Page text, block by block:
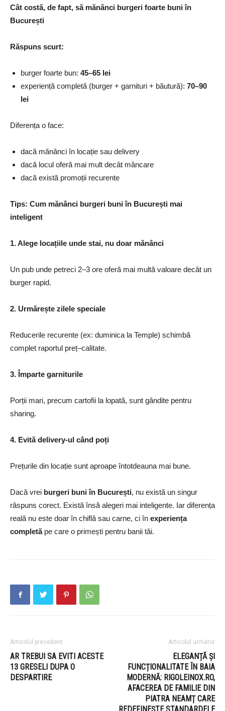
Cât costă, de fapt, să mănânci burgeri foarte buni în
București
Răspuns scurt:
burger foarte bun: 45–65 lei
experiență completă (burger + garnituri + băutură): 70–90
lei
Diferența o face:
dacă mănânci în locație sau delivery
dacă locul oferă mai mult decât mâncare
dacă există promoții recurente
Tips: Cum mănânci burgeri buni în București mai
inteligent
1. Alege locațiile unde stai, nu doar mănânci
Un pub unde petreci 2–3 ore oferă mai multă valoare decât un
burger rapid.
2. Urmărește zilele speciale
Reducerile recurente (ex: duminica la Temple) schimbă
complet raportul preț–calitate.
3. Împarte garniturile
Porții mari, precum cartofii la lopată, sunt gândite pentru
sharing.
4. Evită delivery-ul când poți
Prețurile din locație sunt aproape întotdeauna mai bune.
Dacă vrei burgeri buni în București, nu există un singur
răspuns corect. Există însă alegeri mai inteligente. Iar diferența
reală nu este doar în chiflă sau carne, ci în experiența
completăpe care o primești pentru banii tăi.
Articolul precedent
AR TREBUI SA EVITI ACESTE
13 GRESELI DUPA O
DESPARTIRE
Articolul următor
ELEGANȚĂ ȘI
FUNCȚIONALITATE ÎN BAIA
MODERNĂ: RIGOLEINOX.RO,
AFACEREA DE FAMILIE DIN
PIATRA NEAMȚ CARE